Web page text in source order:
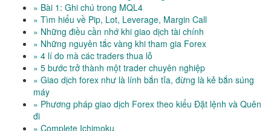
» Bài 1: Ghi chú trong MQL4
» Tìm hiểu về Pip, Lot, Leverage, Margin Call
» Những điều cần nhớ khi giao dịch tài chính
» Những nguyên tắc vàng khi tham gia Forex
» 4 lí do mà các traders thua lỗ
» 5 bước trở thành một trader chuyên nghiệp
» Giao dịch forex như là lính bắn tỉa, đừng là kẻ bắn súng
máy
» Phương pháp giao dịch Forex theo kiểu Đặt lệnh và Quên
đi
» Complete Ichimoku